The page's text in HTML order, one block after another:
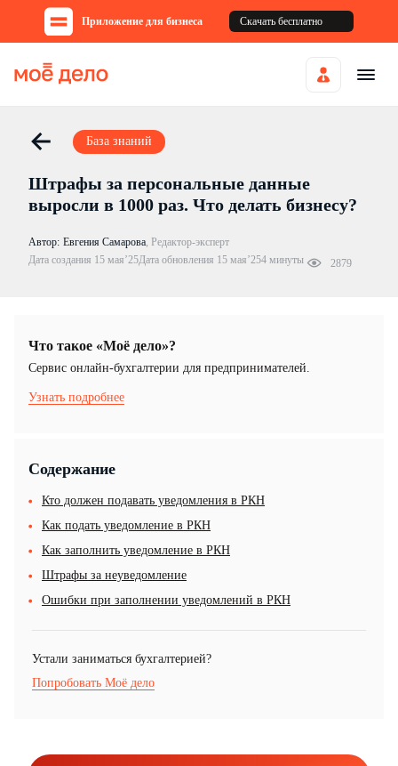
Приложение для бизнеса Скачать бесплатно
База знаний
Штрафы за персональные данные
выросли в 1000 раз. Что делать бизнесу?
Автор: Евгения Самарова, Редактор-эксперт
Дата создания 15 мая’25Дата обновления 15 мая’254 минуты 2879
Что такое «Моё дело»?
Cервис онлайн-бухгалтерии для предпринимателей.
Узнать подробнее
Содержание
Кто должен подавать уведомления в РКН
Как подать уведомление в РКН
Как заполнить уведомление в РКН
Штрафы за неуведомление
Ошибки при заполнении уведомлений в РКН
Устали заниматься бухгалтерией?
Попробовать Моё дело